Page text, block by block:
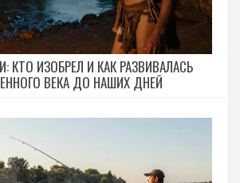
КТО ИЗОБРЕЛ И КАК РАЗВИВАЛАСЬ
ВЕКА ДО НАШИХ ДНЕЙ